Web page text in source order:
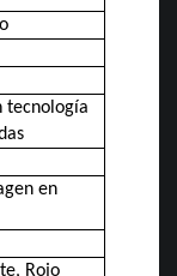
tecnología
en
Rojo